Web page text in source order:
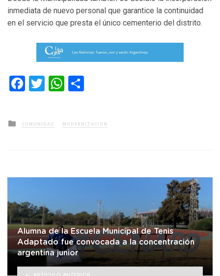
inmediata de nuevo personal que garantice la continuidad
en el servicio que presta el único cementerio del distrito.
Facebook
TwitterWhatsApp
Posted
in
COMUNIDAD MODERNIZACIÓN
Alumna de la Escuela Municipal de Tenis
Adaptado fue convocada a la concentración
argentina junior